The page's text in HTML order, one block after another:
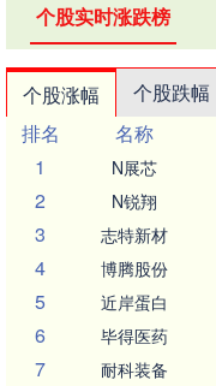
个股实时涨跌榜
个股涨幅 个股跌幅
排名
名称
1
N展芯
2 N锐翔
3 志特新材
4 博腾股份
5 近岸蛋白
6 毕得医药
7 耐科装备